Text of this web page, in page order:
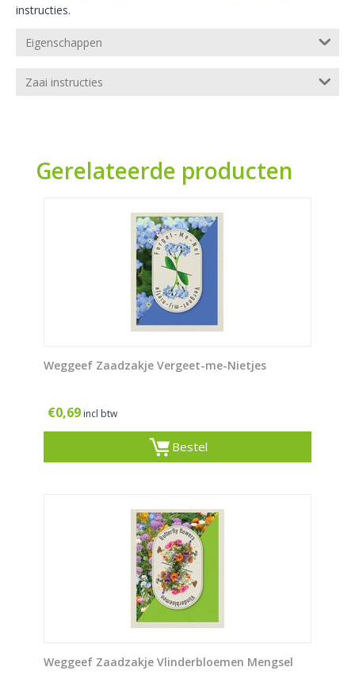
instructies.
Eigenschappen
Zaai instructies
Gerelateerde producten
Weggeef Zaadzakje Vergeet-me-Nietjes
€0,69 incl btw
Bestel
Weggeef Zaadzakje Vlinderbloemen Mengsel